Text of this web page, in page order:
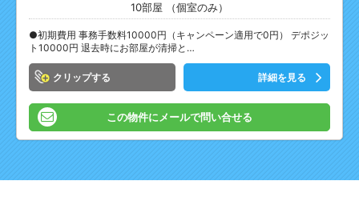
10部屋 （個室のみ）
●初期費用 事務手数料10000円（キャンペーン適用で0円） デポジッ
ト10000円 退去時にお部屋が清掃と…
クリップ 詳細を見る
この物件にメールで問い合せる